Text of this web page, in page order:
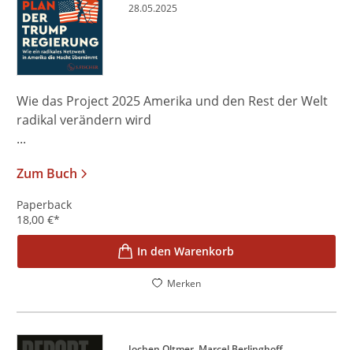
28.05.2025
Wie das Project 2025 Amerika und den Rest der Welt
radikal verändern wird
...
Zum Buch
Paperback
18,00 €*
In den Warenkorb
Merken